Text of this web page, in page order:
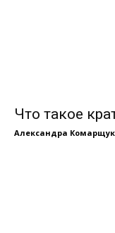
Что такое
Александра Комарщук